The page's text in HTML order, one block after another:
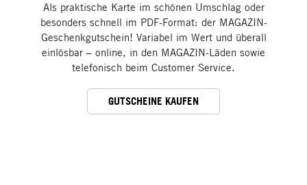
Als praktische Karte im schönen Umschlag oder
besonders schnell im PDF-Format: der MAGAZIN-
Geschenkgutschein! Variabel im Wert und überall
einlösbar – online, in den MAGAZIN-Läden sowie
telefonisch beim Customer Service.
GUTSCHEINE KAUFEN